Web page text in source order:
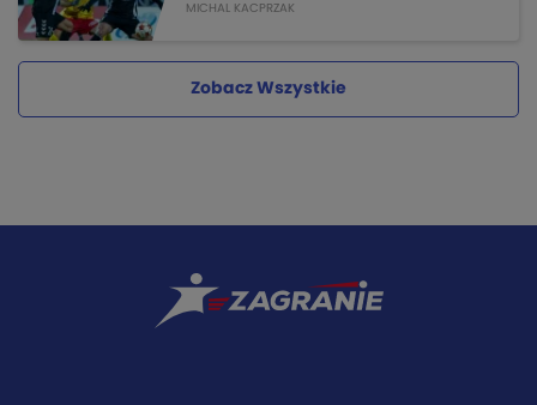
MICHAL KACPRZAK
Zobacz Wszystkie